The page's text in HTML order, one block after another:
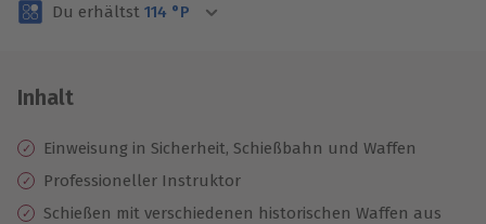
Volle Flexibilität
3 Jahre gültig & verlängerbar.
Du erhältst 114 °P
Inhalt
Einweisung in Sicherheit, Schießbahn und Waffen
Professioneller Instruktor
Schießen mit verschiedenen historischen Waffen aus